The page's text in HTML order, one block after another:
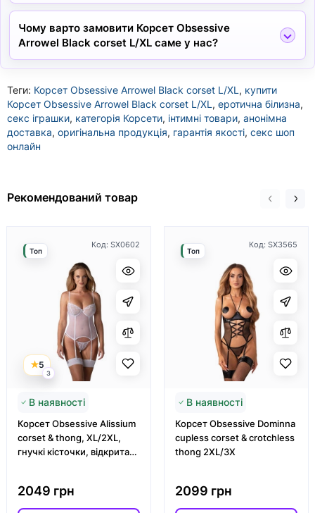
Чому варто замовити Корсет Obsessive
Arrowel Black corset L/XL саме у нас?
Теги: Корсет Obsessive Arrowel Black corset L/XL , купити
Корсет Obsessive Arrowel Black corset L/XL , еротична білизна,
секс іграшки, категорія Корсети, інтимні товари, анонімна
доставка, оригінальна продукція, гарантія якості, секс шоп
онлайн
Рекомендований товар
Код: SX0602
5
3
Топ
В наявності
Корсет Obsessive Alissium
corset & thong, XL/2XL,
гнучкі кісточки, відкрита
2049 грн
Код: SX3565
Топ
В наявності
Корсет Obsessive Dominna
cupless corset & crotchless
thong 2XL/3X
2099 грн